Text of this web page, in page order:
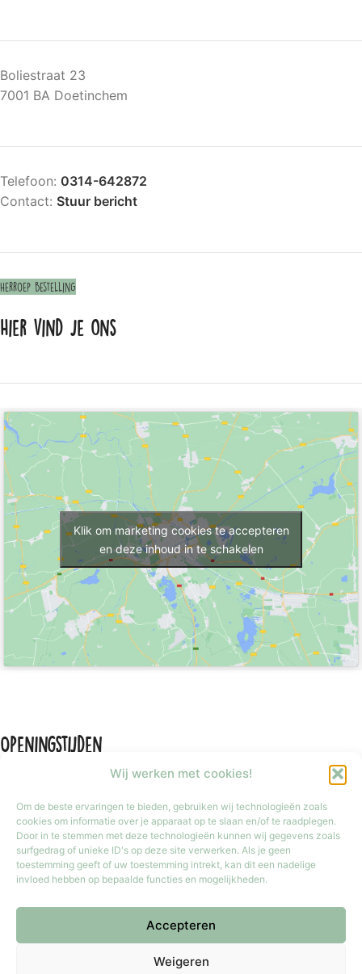
Wij werken met cookies!
Om de beste ervaringen te bieden, gebruiken wij technologieën zoals
cookies om informatie over je apparaat op te slaan en/of te raadplegen.
Door in te stemmen met deze technologieën kunnen wij gegevens zoals
surfgedrag of unieke ID's op deze site verwerken. Als je geen
toestemming geeft of uw toestemming intrekt, kan dit een nadelige
invloed hebben op bepaalde functies en mogelijkheden.
Accepteren
Weigeren
Boliestraat 23
7001 BA Doetinchem
Telefoon: 0314-642872
Contact: Stuur bericht
Herroep bestelling
Hier vind je ons
Klik om marketing cookies te accepteren
en deze inhoud in te schakelen
Openingstijden
Maandag
Gesloten
Dinsdag t/m vrijdag
9:30 tot 17:30
9:30 tot 17:00
Zondag
Iedere laatste zondag van de maand van 12:00 tot 17:00 geopend.
Copyright © 2026 Meester Mokka - Kinderboekenwinkel